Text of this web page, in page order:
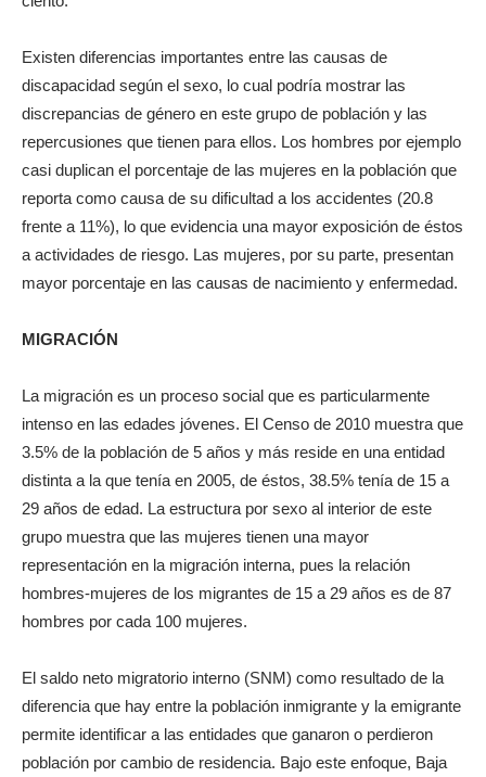
Existen diferencias importantes entre las causas de
discapacidad según el sexo, lo cual podría mostrar las
discrepancias de género en este grupo de población y las
repercusiones que tienen para ellos. Los hombres por ejemplo
casi duplican el porcentaje de las mujeres en la población que
reporta como causa de su dificultad a los accidentes (20.8
frente a 11%), lo que evidencia una mayor exposición de éstos
a actividades de riesgo. Las mujeres, por su parte, presentan
mayor porcentaje en las causas de nacimiento y enfermedad.
MIGRACIÓN
La migración es un proceso social que es particularmente
intenso en las edades jóvenes. El Censo de 2010 muestra que
3.5% de la población de 5 años y más reside en una entidad
distinta a la que tenía en 2005, de éstos, 38.5% tenía de 15 a
29 años de edad. La estructura por sexo al interior de este
grupo muestra que las mujeres tienen una mayor
representación en la migración interna, pues la relación
hombres-mujeres de los migrantes de 15 a 29 años es de 87
hombres por cada 100 mujeres.
El saldo neto migratorio interno (SNM) como resultado de la
diferencia que hay entre la población inmigrante y la emigrante
permite identificar a las entidades que ganaron o perdieron
población por cambio de residencia. Bajo este enfoque, Baja